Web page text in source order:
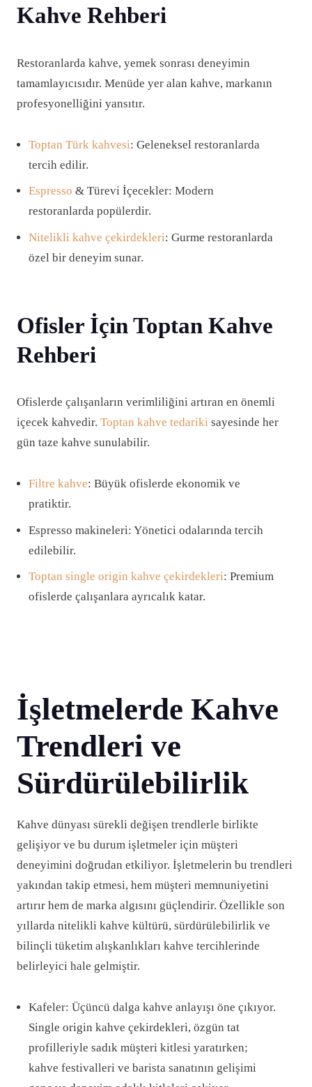
Kahve Rehberi
Restoranlarda kahve, yemek sonrası deneyimin
tamamlayıcısıdır. Menüde yer alan kahve, markanın
profesyonelliğini yansıtır.
Toptan Türk kahvesi: Geleneksel restoranlarda
tercih edilir.
Espresso & Türevi İçecekler: Modern
restoranlarda popülerdir.
Nitelikli kahve çekirdekleri: Gurme restoranlarda
özel bir deneyim sunar.
Ofisler İçin Toptan Kahve
Rehberi
Ofislerde çalışanların verimliliğini artıran en önemli
içecek kahvedir. Toptan kahve tedariki sayesinde her
gün taze kahve sunulabilir.
Filtre kahve: Büyük ofislerde ekonomik ve
pratiktir.
Espresso makineleri: Yönetici odalarında tercih
edilebilir.
Toptan single origin kahve çekirdekleri: Premium
ofislerde çalışanlara ayrıcalık katar.
İşletmelerde Kahve
Trendleri ve
Sürdürülebilirlik
Kahve dünyası sürekli değişen trendlerle birlikte
gelişiyor ve bu durum işletmeler için müşteri
deneyimini doğrudan etkiliyor. İşletmelerin bu trendleri
yakından takip etmesi, hem müşteri memnuniyetini
artırır hem de marka algısını güçlendirir. Özellikle son
yıllarda nitelikli kahve kültürü, sürdürülebilirlik ve
bilinçli tüketim alışkanlıkları kahve tercihlerinde
belirleyici hale gelmiştir.
Kafeler: Üçüncü dalga kahve anlayışı öne çıkıyor.
Single origin kahve çekirdekleri, özgün tat
profilleriyle sadık müşteri kitlesi yaratırken;
kahve festivalleri ve barista sanatının gelişimi